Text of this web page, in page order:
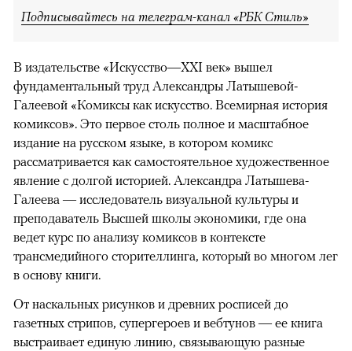
Подписывайтесь на телеграм-канал «РБК Стиль»
В издательстве «Искусство—XXI век» вышел
фундаментальный труд Александры Латышевой-
Галеевой «Комиксы как искусство. Всемирная история
комиксов». Это первое столь полное и масштабное
издание на русском языке, в котором комикс
рассматривается как самостоятельное художественное
явление с долгой историей. Александра Латышева-
Галеева — исследователь визуальной культуры и
преподаватель Высшей школы экономики, где она
ведет курс по анализу комиксов в контексте
трансмедийного сторителлинга, который во многом лег
в основу книги.
От наскальных рисунков и древних росписей до
газетных стрипов, супергероев и вебтунов — ее книга
выстраивает единую линию, связывающую разные